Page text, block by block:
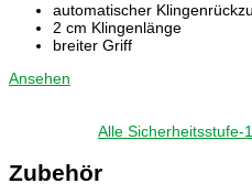
automatischer
2 cm Klingenlänge
breiter Griff
Ansehen
Alle
Zubehör